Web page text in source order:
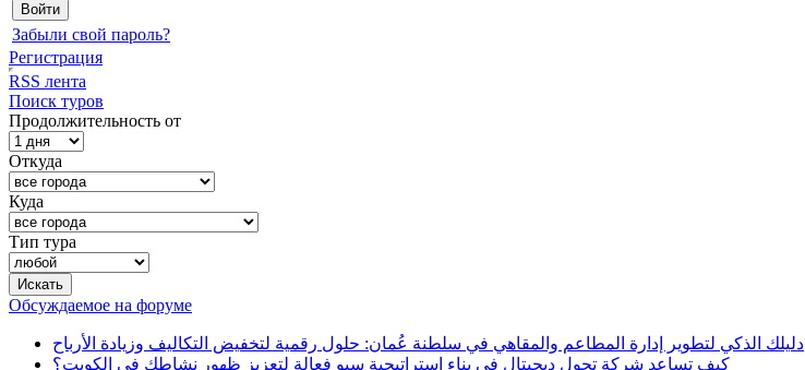
Забыли свой пароль?
Регистрация
RSS лента
Поиск туров
Продолжительность от
Откуда
Куда
Тип тура
Обсуждаемое на форуме
دليلك الذكي لتطوير إدارة المطاعم والمقاهي في سلطنة عُمان: حلول رقمية لتخفيض التكاليف وزيادة الأرباح
كيف تساعد شركة تحول ديجيتال في بناء استراتيجية سيو فعالة لتعزيز ظهور نشاطك في الكويت؟